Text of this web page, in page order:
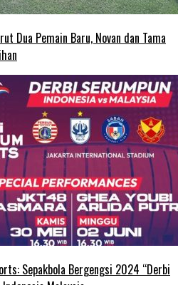
Dua Pemain Baru, Novan dan Tama
Sepakbola Bergengsi 2024 “Derbi